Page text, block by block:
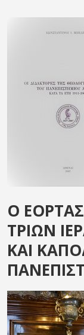
Ο
ΤΡΙΩΝ
ΚΑΙ